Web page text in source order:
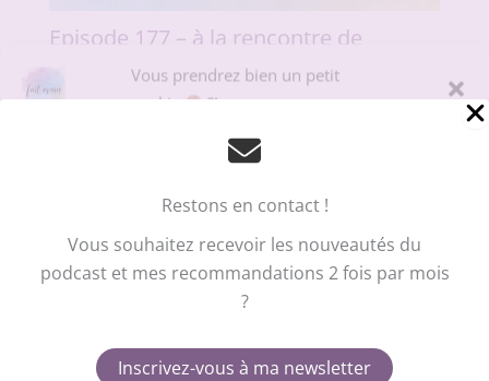
Vous prendrez bien un petit
cookie
?!
utilisons des technologies telles que les cookies pour stocker et/ou
accéder aux informations des appareils. Le fait de consentir à ces
comportement de navigation ou les ID uniques sur ce site. Le fait de ne
sur certaines caractéristiques et fonctions.
Accepter
Refuser
Restons en contact !
Vous souhaitez recevoir les nouveautés du
podcast et mes recommandations 2 fois par mois
?
Inscrivez-vous à ma newsletter
Episode 177 – à la rencontre de
Mélanie Bocquel